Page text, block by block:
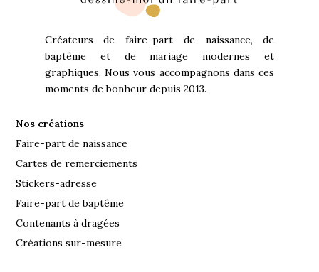
Créateurs de faire-part de naissance, de
baptême et de mariage modernes et
graphiques. Nous vous accompagnons dans ces
moments de bonheur depuis 2013.
Nos créations
Faire-part de naissance
Cartes de remerciements
Stickers-adresse
Faire-part de baptême
Contenants à dragées
Créations sur-mesure